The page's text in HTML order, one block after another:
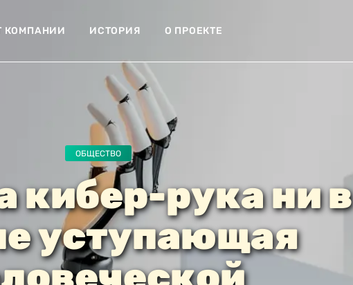
КОМПАНИИ ИСТОРИЯ О ПРОЕКТЕ
ОБЩЕСТВО
кибер-рука ни в
уступающая